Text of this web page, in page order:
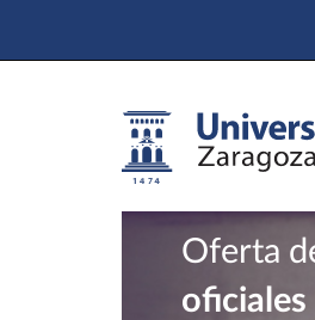
Oferta
oficiales